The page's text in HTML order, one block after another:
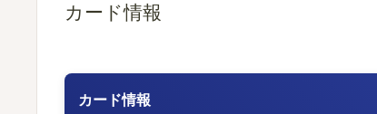
カード情報
カード情報